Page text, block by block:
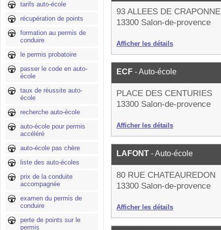
tarifs auto-école
récupération de points
formation au permis de
conduire
le permis probatoire
passer le code en auto-
école
taux de réussite auto-
école
recherche auto-école
auto-école pour permis
accéléré
auto-école pas chère
liste des auto-écoles
prix de la conduite
accompagnée
examen du permis de
conduire
perte de points sur le
permis
93 ALLEES DE CRAPONNE
13300 Salon-de-provence
Afficher les détails
ECF - Auto-école
PLACE DES CENTURIES
13300 Salon-de-provence
Afficher les détails
LAFONT - Auto-école
80 RUE CHATEAUREDON
13300 Salon-de-provence
Afficher les détails